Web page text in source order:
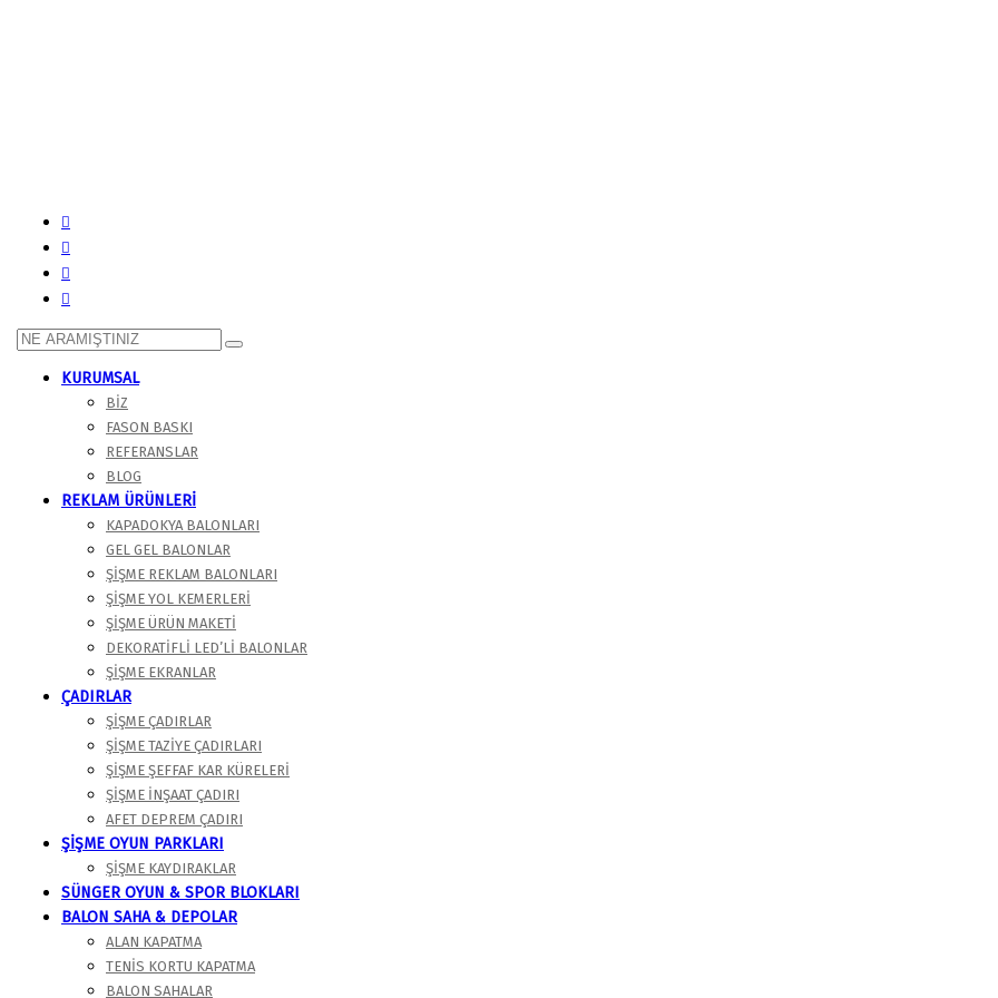
KURUMSAL
BIZ
FASON BASKI
REFERANSLAR
BLOG
REKLAM ÜRÜNLERİ
KAPADOKYA BALONLARI
GEL GEL BALONLAR
ŞIŞME REKLAM BALONLARI
ŞIŞME YOL KEMERLERI
ŞIŞME ÜRÜN MAKETI
DEKORATIFLI LED’LI BALONLAR
ŞIŞME EKRANLAR
ÇADIRLAR
ŞIŞME ÇADIRLAR
ŞIŞME TAZIYE ÇADIRLARI
ŞIŞME ŞEFFAF KAR KÜRELERI
ŞIŞME İNŞAAT ÇADIRI
AFET DEPREM ÇADIRI
ŞİŞME OYUN PARKLARI
ŞIŞME KAYDIRAKLAR
SÜNGER OYUN & SPOR BLOKLARI
BALON SAHA & DEPOLAR
ALAN KAPATMA
TENIS KORTU KAPATMA
BALON SAHALAR